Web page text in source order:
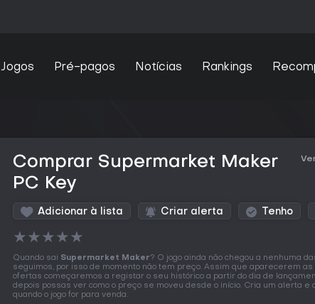
Jogos Pré-pagos Notícias Rankings
Comprar Supermarket Maker
PC Key
Adicionar à lista Criar alerta Tenho
★★★★★
Quando sai Supermarket Maker? O jogo ainda não chegou a nenhuma
seguimos, por isso de momento não tem preço. Assim que aparecerem
ofertas começaremos a registar o seu histórico a partir do dia de
depois possas ver como o preço se moveu desde o início. Cria um alerta e
quando o jogo for para venda.